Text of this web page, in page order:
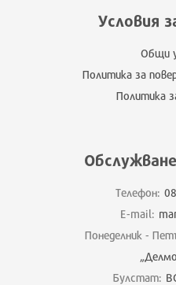
Условия
Общи
Политика за
Политика
Телефон:
E-mail:
Понеделник -
Булстат: